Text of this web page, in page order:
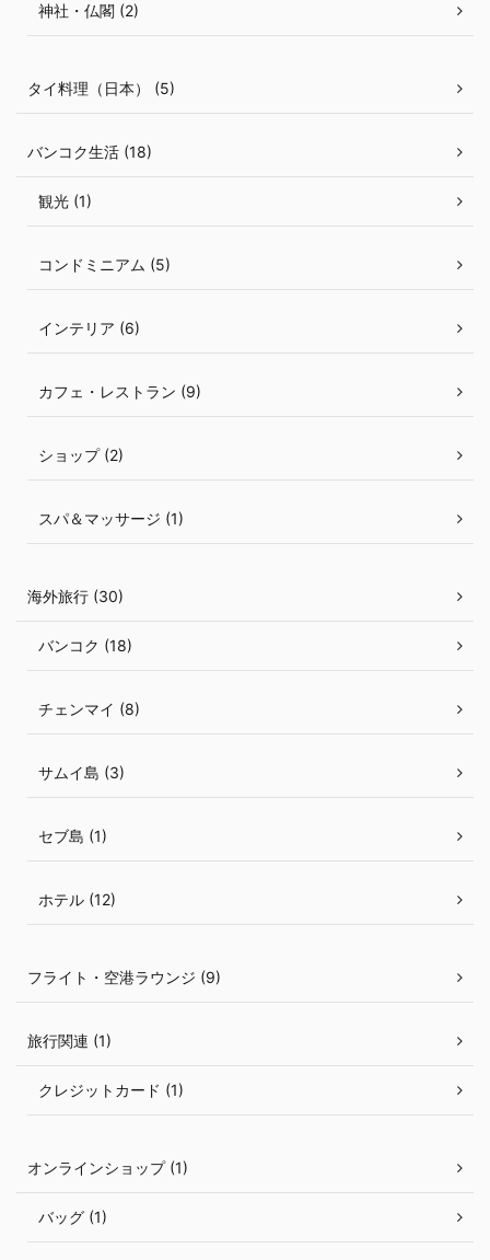
神社・仏閣 (2)
タイ料理（日本） (5)
バンコク生活 (18)
観光 (1)
コンドミニアム (5)
インテリア (6)
カフェ・レストラン (9)
ショップ (2)
スパ＆マッサージ (1)
海外旅行 (30)
バンコク (18)
チェンマイ (8)
サムイ島 (3)
セブ島 (1)
ホテル (12)
フライト・空港ラウンジ (9)
旅行関連 (1)
クレジットカード (1)
オンラインショップ (1)
バッグ (1)